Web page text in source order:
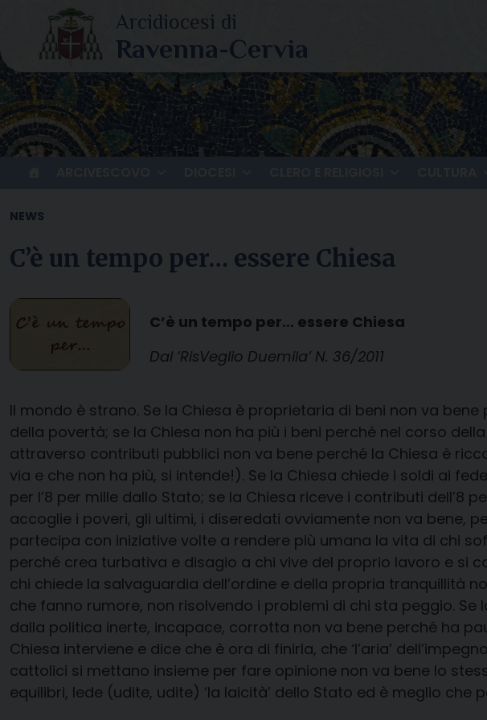
content
NEWS
C’è un tempo per… essere Chiesa
C’è un tempo per… essere Chiesa
Dal ‘RisVeglio Duemila’ N. 36/2011
Il mondo è strano. Se la Chiesa è proprietaria di beni non va
della povertà; se la Chiesa non ha più i beni perché nel corso
attraverso contributi pubblici non va bene perché la Chiesa è
via e che non ha più, si intende!). Se la Chiesa chiede i soldi ai
per l’8 per mille dallo Stato; se la Chiesa riceve i contributi dell’8
accoglie i poveri, gli ultimi, i diseredati ovviamente non va bene,
partecipa con iniziative volte a rendere più umana la vita di chi
perché crea turbativa e disagio a chi vive del proprio lavoro e si
chi chiede la salvaguardia dell’ordine e della propria tranquillità
che fanno rumore, non risolvendo i problemi di chi sta peggio.
dalla politica inerte, incapace, corrotta non va bene perché ha
Chiesa interviene e dice che è ora di finirla, che ‘l’aria’
cattolici si mettano insieme per fare opinione non va bene lo
equilibri, lede (udite, udite) ‘la laicità’ dello Stato ed è meglio che